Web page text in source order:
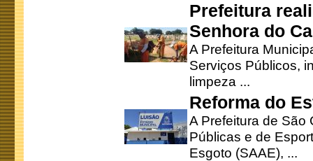
Prefeitura
Senhora do
A Prefeitura
Serviços Públicos,
limpeza ...
Reforma do
A Prefeitura de São
Públicas e de
Esgoto (SAAE), ...